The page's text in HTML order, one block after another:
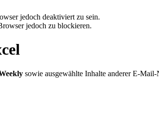
jedoch deaktiviert zu sein.
jedoch zu blockieren.
sowie ausgewählte Inhalte anderer E-